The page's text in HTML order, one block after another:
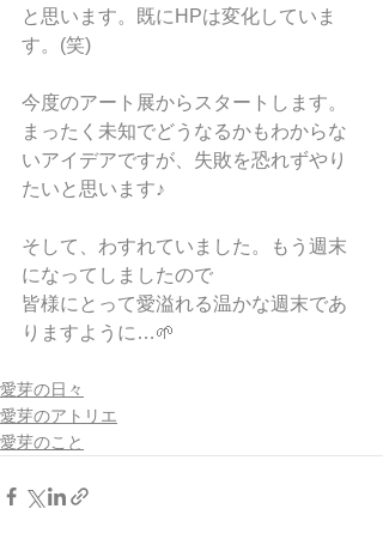
と思います。既にHPは変化していま
す。(笑)
今度のアート展からスタートします。
まったく未知でどうなるかもわからな
いアイデアですが、失敗を恐れずやり
たいと思います♪
そして、わすれていました。もう週末
になってしましたので
皆様にとって愛溢れる温かな週末であ
りますように…🌱
愛芽の日々
愛芽のアトリエ
愛芽のこと